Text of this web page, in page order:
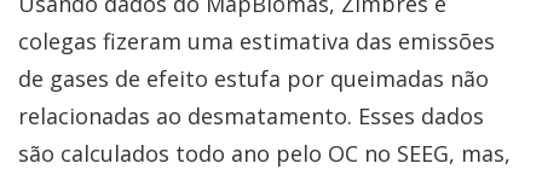
colegas fizeram uma estimativa das emissões
de gases de efeito estufa por queimadas não
relacionadas ao desmatamento. Esses dados
são calculados todo ano pelo OC no SEEG, mas,